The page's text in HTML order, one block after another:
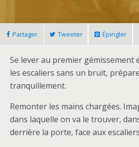
Partager Tweeter Épingler
Se lever au premier gémissement
les escaliers sans un bruit,
tranquillement.
Remonter les mains chargées.
dans laquelle on va le trouver,
derrière la porte, face aux